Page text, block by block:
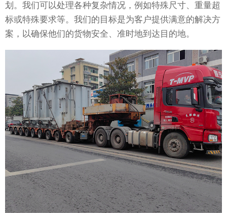
划。我们可以处理各种复杂情况，例如特殊尺寸、重量超
标或特殊要求等。我们的目标是为客户提供满意的解决方
案，以确保他们的货物安全、准时地到达目的地。